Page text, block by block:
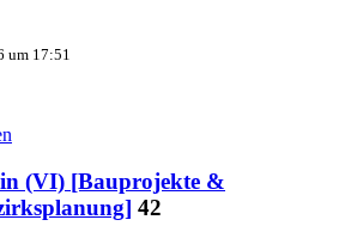
um 17:51
(VI) [Bauprojekte &
42